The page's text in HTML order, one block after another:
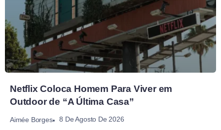
Netflix Coloca Homem Para Viver em
Outdoor de “A Última Casa”
Aimée Borges 8 De Agosto De 2026